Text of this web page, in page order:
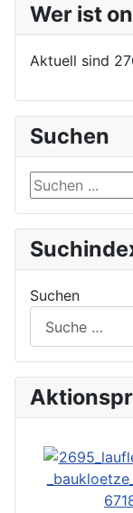
Wer ist
Aktuell sind
Suchen
Suchen ...
Suchen